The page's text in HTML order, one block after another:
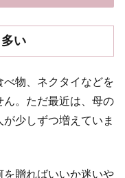
い
物、ネクタイなどを
。ただ最近は、母の
少しずつ増えていま
贈ればいいか迷いや